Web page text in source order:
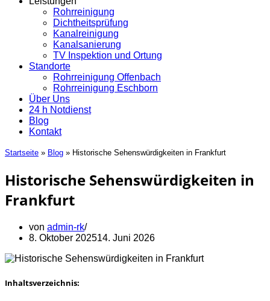
Rohrreinigung
Dichtheitsprüfung
Kanalreinigung
Kanalsanierung
TV Inspektion und Ortung
Standorte
Rohrreinigung Offenbach
Rohrreinigung Eschborn
Über Uns
24 h Notdienst
Blog
Kontakt
Startseite » Blog » Historische Sehenswürdigkeiten in Frankfurt
Historische Sehenswürdigkeiten in
Frankfurt
von admin-rk
8. Oktober 202514. Juni 2026
Inhaltsverzeichnis: